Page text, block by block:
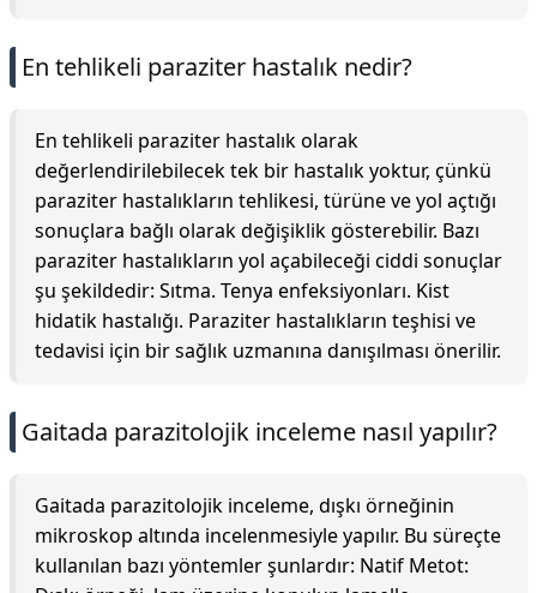
En tehlikeli paraziter hastalık nedir?
En tehlikeli paraziter hastalık olarak
değerlendirilebilecek tek bir hastalık yoktur, çünkü
paraziter hastalıkların tehlikesi, türüne ve yol açtığı
sonuçlara bağlı olarak değişiklik gösterebilir. Bazı
paraziter hastalıkların yol açabileceği ciddi sonuçlar
şu şekildedir: Sıtma. Tenya enfeksiyonları. Kist
hidatik hastalığı. Paraziter hastalıkların teşhisi ve
tedavisi için bir sağlık uzmanına danışılması önerilir.
Gaitada parazitolojik inceleme nasıl yapılır?
Gaitada parazitolojik inceleme, dışkı örneğinin
mikroskop altında incelenmesiyle yapılır. Bu süreçte
kullanılan bazı yöntemler şunlardır: Natif Metot: